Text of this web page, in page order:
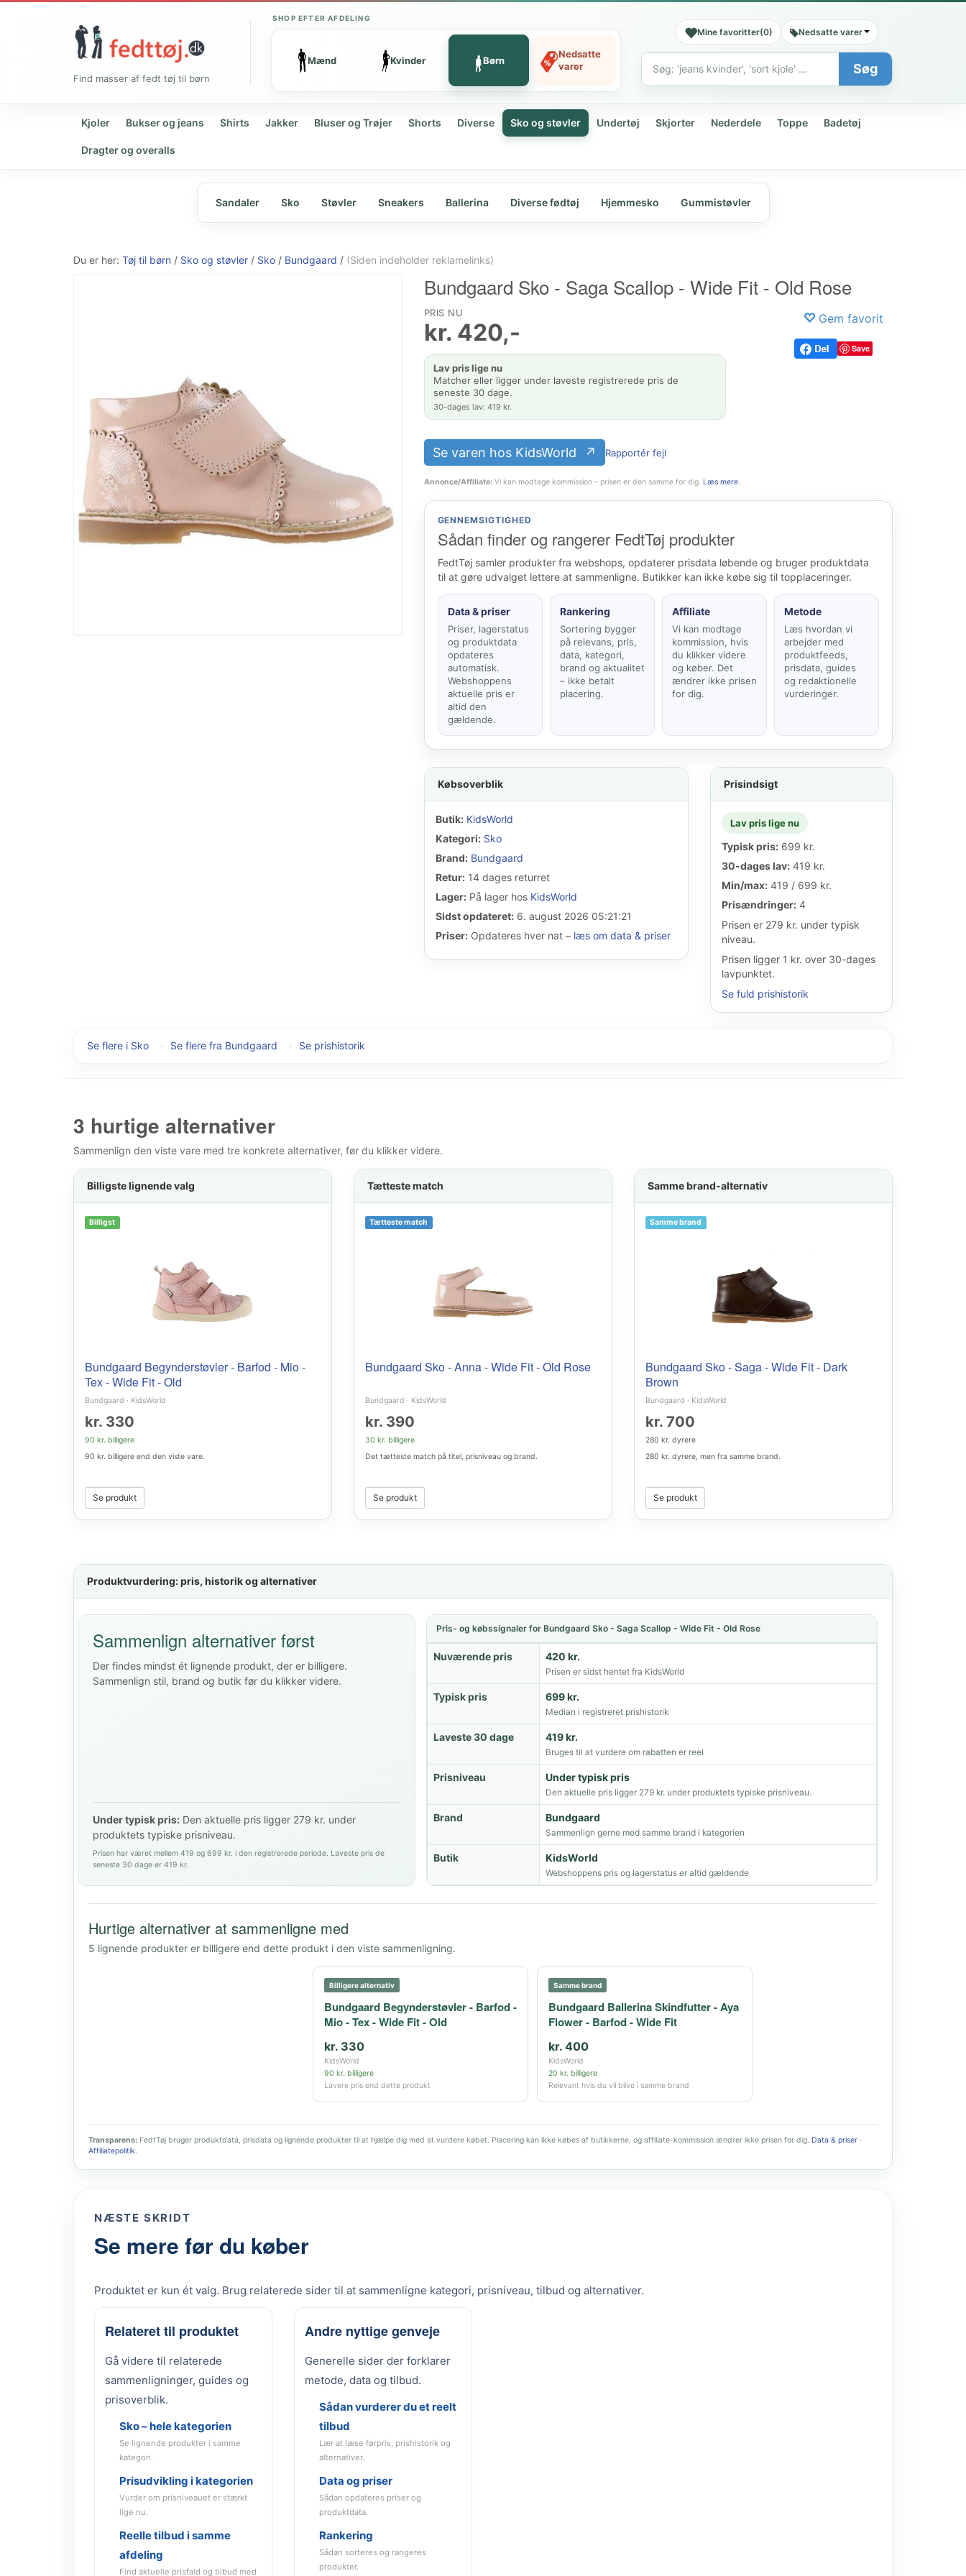
Find masser af fedt tøj til børn
SHOP EFTER AFDELING
Mænd Kvinder Børn
Nedsatte
varer
Mine favoritter(0) Nedsatte varer
Søg
Søg
Kjoler Bukser og jeans Shirts Jakker Bluser og Trøjer Shorts Diverse Sko og støvler Undertøj Skjorter Nederdele Toppe Badetøj
Dragter og overalls
Sandaler Sko Støvler Sneakers Ballerina Diverse fødtøj Hjemmesko Gummistøvler
Du er her: Tøj til børn / Sko og støvler / Sko / Bundgaard / (Siden indeholder reklamelinks)
Bundgaard Sko - Saga Scallop - Wide Fit - Old Rose
PRIS NU
kr. 420,-
Lav pris lige nu
Matcher eller ligger under laveste registrerede pris de
seneste 30 dage.
30-dages lav: 419 kr.
Gem favorit
Save
Se varen hos KidsWorld Rapportér fejl
Annonce/Affiliate:Vi kan modtage kommission – prisen er den samme for dig. Læs mere.
GENNEMSIGTIGHED
Sådan finder og rangerer FedtTøj produkter
FedtTøj samler produkter fra webshops, opdaterer prisdata løbende og bruger produktdata
til at gøre udvalget lettere at sammenligne. Butikker kan ikke købe sig til topplaceringer.
Data & priser
Priser, lagerstatus
og produktdata
opdateres
automatisk.
Webshoppens
aktuelle pris er
altid den
gældende.
Rankering
Sortering bygger
på relevans, pris,
data, kategori,
brand og aktualitet
– ikke betalt
placering.
Affiliate
Vi kan modtage
kommission, hvis
du klikker videre
og køber. Det
ændrer ikke prisen
for dig.
Metode
Læs hvordan vi
arbejder med
produktfeeds,
prisdata, guides
og redaktionelle
vurderinger.
Købsoverblik
Butik: KidsWorld
Kategori: Sko
Brand: Bundgaard
Retur:14 dages returret
Lager:På lager hos KidsWorld
Sidst opdateret:6. august 2026 05:21:21
Priser:Opdateres hver nat – læs om data & priser
Prisindsigt
Lav pris lige nu
Typisk pris:699 kr.
30-dages lav:419 kr.
Min/max:419 / 699 kr.
Prisændringer:4
Prisen er 279 kr. under typisk
niveau.
Prisen ligger 1 kr. over 30-dages
lavpunktet.
Se fuld prishistorik
Se flere i Sko · Se flere fra Bundgaard · Se prishistorik
3 hurtige alternativer
Sammenlign den viste vare med tre konkrete alternativer, før du klikker videre.
Billigste lignende valg
Billigst
Bundgaard Begynderstøvler - Barfod - Mio -
Tex - Wide Fit - Old
Bundgaard · KidsWorld
kr. 330
90 kr. billigere
90 kr. billigere end den viste vare.
Se produkt
Tætteste match
Tætteste match
Bundgaard Sko - Anna - Wide Fit - Old Rose
Bundgaard · KidsWorld
kr. 390
30 kr. billigere
Det tætteste match på titel, prisniveau og brand.
Se produkt
Samme brand-alternativ
Samme brand
Bundgaard Sko - Saga - Wide Fit - Dark
Brown
Bundgaard · KidsWorld
kr. 700
280 kr. dyrere
280 kr. dyrere, men fra samme brand.
Se produkt
Produktvurdering: pris, historik og alternativer
Sammenlign alternativer først
Der findes mindst ét lignende produkt, der er billigere.
Sammenlign stil, brand og butik før du klikker videre.
Under typisk pris: Den aktuelle pris ligger 279 kr. under
produktets typiske prisniveau.
Prisen har været mellem 419 og 699 kr. i den registrerede periode. Laveste pris de
seneste 30 dage er 419 kr.
Pris- og købssignaler for Bundgaard Sko - Saga Scallop - Wide Fit - Old Rose
Nuværende pris 420 kr.
Prisen er sidst hentet fra KidsWorld
Typisk pris 699 kr.
Median i registreret prishistorik
Laveste 30 dage 419 kr.
Bruges til at vurdere om rabatten er reel
Prisniveau Under typisk pris
Den aktuelle pris ligger 279 kr. under produktets typiske prisniveau.
Brand Bundgaard
Sammenlign gerne med samme brand i kategorien
Butik KidsWorld
Webshoppens pris og lagerstatus er altid gældende
Hurtige alternativer at sammenligne med
5 lignende produkter er billigere end dette produkt i den viste sammenligning.
Billigere alternativ
Bundgaard Begynderstøvler - Barfod -
Mio - Tex - Wide Fit - Old
kr. 330
KidsWorld
90 kr. billigere
Lavere pris end dette produkt
Samme brand
Bundgaard Ballerina Skindfutter - Aya
Flower - Barfod - Wide Fit
kr. 400
KidsWorld
20 kr. billigere
Relevant hvis du vil blive i samme brand
Transparens: FedtTøj bruger produktdata, prisdata og lignende produkter til at hjælpe dig med at vurdere købet. Placering kan ikke købes af butikkerne, og affiliate-kommission ændrer ikke prisen for dig. Data & priser ·
Affiliatepolitik.
NÆSTE SKRIDT
Se mere før du køber
Produktet er kun ét valg. Brug relaterede sider til at sammenligne kategori, prisniveau, tilbud og alternativer.
Relateret til produktet
Gå videre til relaterede
sammenligninger, guides og
prisoverblik.
Sko – hele kategorien
Se lignende produkter i samme
kategori.
Prisudvikling i kategorien
Vurder om prisniveauet er stærkt
lige nu.
Reelle tilbud i samme
afdeling
Find aktuelle prisfald og tilbud med
Andre nyttige genveje
Generelle sider der forklarer
metode, data og tilbud.
Sådan vurderer du et reelt
tilbud
Lær at læse førpris, prishistorik og
alternativer.
Data og priser
Sådan opdateres priser og
produktdata.
Rankering
Sådan sorteres og rangeres
produkter.